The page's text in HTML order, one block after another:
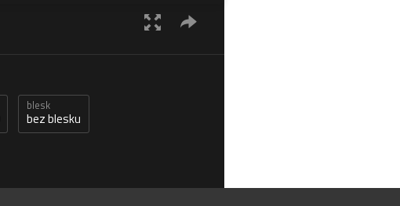
blesk
bez blesku